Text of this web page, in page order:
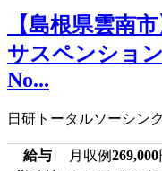
【島根県雲南
サスペンショ
No...
日研トータルソーシン
給与 月収例269,000